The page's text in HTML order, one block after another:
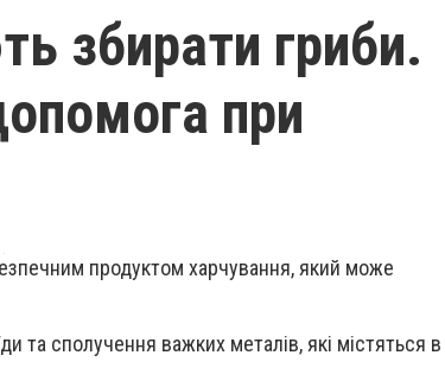
збирати гриби.
при
продуктом харчування, який може
та сполучення важких металів, які містяться в